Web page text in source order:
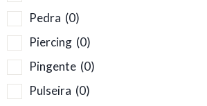
Pedra (0)
Piercing (0)
Pingente (0)
Pulseira (0)